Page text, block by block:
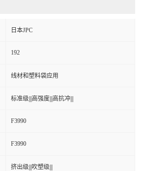
日本JPC
192
线材和塑料袋应用
标准级|||高强度|||高抗冲|||
F3990
F3990
挤出级|||吹塑级|||